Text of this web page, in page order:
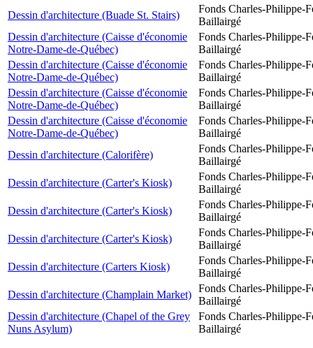
Dessin d'architecture (Buade St. Stairs)
Fonds Charles-Philippe-
Baillairgé
Dessin d'architecture (Caisse d'économie
Notre-Dame-de-Québec)
Fonds Charles-Philippe-
Baillairgé
Dessin d'architecture (Caisse d'économie
Notre-Dame-de-Québec)
Fonds Charles-Philippe-
Baillairgé
Dessin d'architecture (Caisse d'économie
Notre-Dame-de-Québec)
Fonds Charles-Philippe-
Baillairgé
Dessin d'architecture (Caisse d'économie
Notre-Dame-de-Québec)
Fonds Charles-Philippe-
Baillairgé
Dessin d'architecture (Calorifère)
Fonds Charles-Philippe-
Baillairgé
Dessin d'architecture (Carter's Kiosk)
Fonds Charles-Philippe-
Baillairgé
Dessin d'architecture (Carter's Kiosk)
Fonds Charles-Philippe-
Baillairgé
Dessin d'architecture (Carter's Kiosk)
Fonds Charles-Philippe-
Baillairgé
Dessin d'architecture (Carters Kiosk)
Fonds Charles-Philippe-
Baillairgé
Dessin d'architecture (Champlain Market)
Fonds Charles-Philippe-
Baillairgé
Dessin d'architecture (Chapel of the Grey
Nuns Asylum)
Fonds Charles-Philippe-
Baillairgé